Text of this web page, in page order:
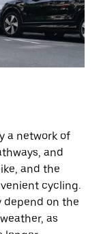
a network of
and
and the
cycling.
depend on the
as